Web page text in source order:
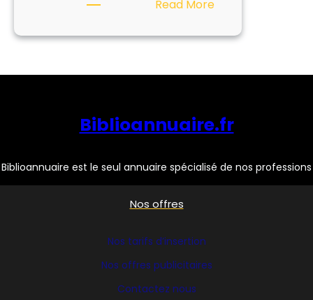
Read More:
Biblioannuaire.fr
Biblioannuaire est le seul annuaire spécialisé de nos professions
Nos offres
Nos tarifs d’insertion
Nos offres publicitaires
Contactez nous